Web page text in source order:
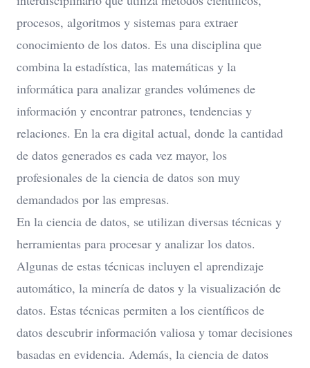
procesos, algoritmos y sistemas para extraer
conocimiento de los datos. Es una disciplina que
combina la estadística, las matemáticas y la
informática para analizar grandes volúmenes de
información y encontrar patrones, tendencias y
relaciones. En la era digital actual, donde la cantidad
de datos generados es cada vez mayor, los
profesionales de la ciencia de datos son muy
demandados por las empresas.
En la ciencia de datos, se utilizan diversas técnicas y
herramientas para procesar y analizar los datos.
Algunas de estas técnicas incluyen el aprendizaje
automático, la minería de datos y la visualización de
datos. Estas técnicas permiten a los científicos de
datos descubrir información valiosa y tomar decisiones
basadas en evidencia. Además, la ciencia de datos